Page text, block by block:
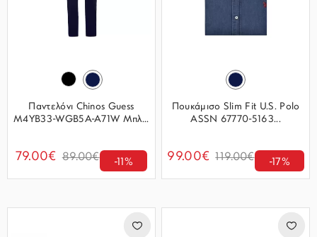
Παντελόνι Chinos Guess
M4YB33-WGB5A-A71W Μπλ...
79.00€ 89.00€ -11%
Πουκάμισο Slim Fit U.S. Polo
ASSN 67770-5163...
99.00€ 119.00€ -17%